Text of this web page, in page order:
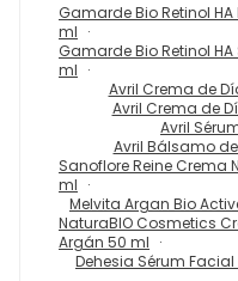
Gamarde Bio Retinol
ml
Gamarde Bio Retinol
ml
Avril Crema de
Avril Crema de
Avril
Avril Bálsamo
Sanoflore Reine Crema
ml
Melvita Argan Bio
NaturaBIO Cosmetics
Argán 50 ml
Dehesia Sérum